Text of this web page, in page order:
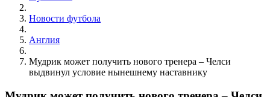
Новости футбола
Англия
Мудрик может получить нового тренера – Челси
выдвинул условие нынешнему наставнику